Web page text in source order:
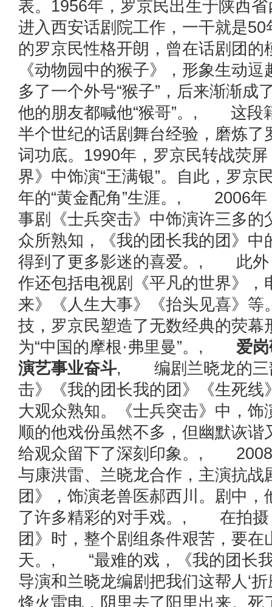
表。1956年，罗京民出生于陕西
进入西安话剧院工作，一干就
的罗京民性格开朗，曾在话剧团的
《动物园中的猴子》，形象生动
多了一个外号“猴子”，后来渐渐成
他的朋友都喊他“猴哥”。, 这段
半个世纪的话剧舞台经验，磨炼了
词功底。1990年，罗京民转战荧
界》中饰演“王满银”。自此，罗京
年的“黄金配角”生涯。, 2006年
事剧《士兵突击》中饰演许三多的
众所熟知，《我的团长我的团》中
得到了更多影迷的喜爱。, 此外
作还包括电视剧《平凡的世界》，
来》《人生大事》《抬头见喜》等
技，罗京民塑造了无数经典的荧幕
为“中国的摩根·弗里曼”。, 爱
演艺事业奋斗, 编剧兰晓龙的三
击》《我的团长我的团》《生死线
大观众熟知。《士兵突击》中，饰
顺的他戏份虽然不多，但幽默诙谐
给观众留下了深刻印象。, 2008
与康洪雷、兰晓龙合作，主演抗战
团》，饰演老兽医郝西川。剧中，
了许多精彩的对手戏。, 在拍摄
团》时，整个剧组条件艰苦，要在
天。, “最难的戏，《我的团长
导演和兰晓龙编剧把我们这帮人‘
烽火雷电，阴里去了阳里出来。死